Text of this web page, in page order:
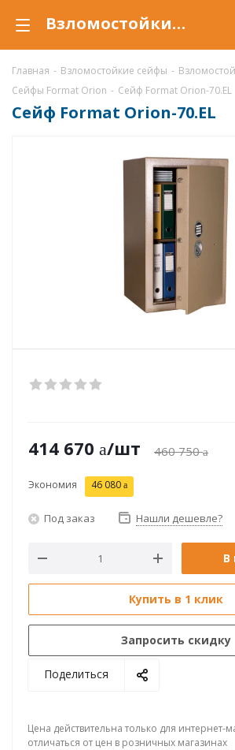
Взломостойкий сейф Format Orion-70.EL, сейф Orion-70.EL, купить со скидкой по низкой цене в интернет-магазине ValbergSafe.ru
Главная - Взломостойкие сейфы -
Сейфы Format Orion - Сейф Format Orion-70.EL
Сейф Format Orion-70.EL
414 670 /шт 460 750
Экономия 46 080
Под заказ Нашли дешевле?
В
Купить в 1 клик
Запросить скидку
Поделиться
Цена действительна только для интернет-
отличаться от цен в розничных магазинах